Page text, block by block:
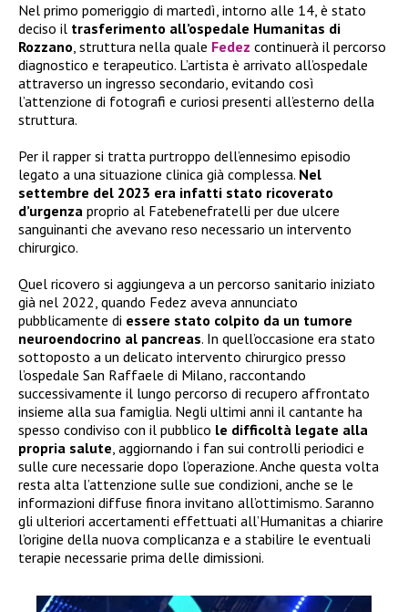
Nel primo pomeriggio di martedì, intorno alle 14, è stato
deciso il trasferimento all’ospedale Humanitas di
Rozzano, struttura nella quale Fedez continuerà il percorso
diagnostico e terapeutico. L’artista è arrivato all’ospedale
attraverso un ingresso secondario, evitando così
l’attenzione di fotografi e curiosi presenti all’esterno della
struttura.
Per il rapper si tratta purtroppo dell’ennesimo episodio
legato a una situazione clinica già complessa. Nel
settembre del 2023 era infatti stato ricoverato
d’urgenza proprio al Fatebenefratelli per due ulcere
sanguinanti che avevano reso necessario un intervento
chirurgico.
Quel ricovero si aggiungeva a un percorso sanitario iniziato
già nel 2022, quando Fedez aveva annunciato
pubblicamente di essere stato colpito da un tumore
neuroendocrino al pancreas. In quell’occasione era stato
sottoposto a un delicato intervento chirurgico presso
l’ospedale San Raffaele di Milano, raccontando
successivamente il lungo percorso di recupero affrontato
insieme alla sua famiglia. Negli ultimi anni il cantante ha
spesso condiviso con il pubblico le difficoltà legate alla
propria salute, aggiornando i fan sui controlli periodici e
sulle cure necessarie dopo l’operazione. Anche questa volta
resta alta l’attenzione sulle sue condizioni, anche se le
informazioni diffuse finora invitano all’ottimismo. Saranno
gli ulteriori accertamenti effettuati all’Humanitas a chiarire
l’origine della nuova complicanza e a stabilire le eventuali
terapie necessarie prima delle dimissioni.